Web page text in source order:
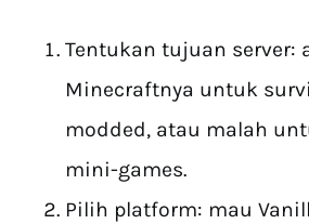
Tentukan tujuan server:
Minecraftnya untuk
modded, atau malah
mini-games.
Pilih platform: mau